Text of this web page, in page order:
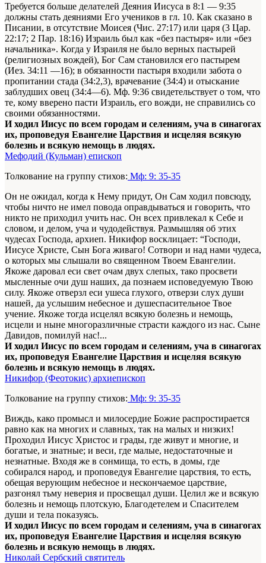
Требуется больше делателей Деяния Иисуса в 8:1 — 9:35
должны стать деяниями Его учеников в гл. 10. Как сказано в
Писании, в отсутствие Моисея (Чис. 27:17) или царя (3 Цар.
22:17; 2 Пар. 18:16) Израиль был как «без пастыря» или «без
начальника». Когда у Израиля не было верных пастырей
(религиозных вождей), Бог Сам становился его пастырем
(Иез. 34:11 —16); в обязанности пастыря входили забота о
пропитании стада (34:2,3), врачевание (34:4) и отыскание
заблудших овец (34:4—6). Мф. 9:36 свидетельствует о том, что
те, кому вверено пасти Израиль, его вожди, не справились со
своими обязанностями.
И ходил Иисус по всем городам и селениям, уча в синагогах
их, проповедуя Евангелие Царствия и исцеляя всякую
болезнь и всякую немощь в людях.
Мефодий (Кульман) епископ
Толкование на группу стихов: Мф: 9: 35-35
Он не ожидал, когда к Нему придут, Он Сам ходил повсюду,
чтобы ничто не имел повода оправдываться и говорить, что
никто не приходил учить нас. Он всех привлекал к Себе и
словом, и делом, уча и чудодействуя. Размышляя об этих
чудесах Господа, архиеп. Никифор восклицает: “Господи,
Иисусе Христе, Сын Бога живаго! Сотвори и над нами чудеса,
о которых мы слышали во священном Твоем Евангелии.
Якоже даровал еси свет очам двух слепых, тако просвети
мысленные очи душ наших, да познаем исповедуемую Твою
силу. Якоже отверзл еси ушеса глухого, отверзи слух души
нашей, да услышим небесное и душеспасительное Твое
учение. Якоже тогда исцелял всякую болезнь и немощь,
исцели и ныне многоразличные страсти каждого из нас. Сыне
Давидов, помилуй нас!...
И ходил Иисус по всем городам и селениям, уча в синагогах
их, проповедуя Евангелие Царствия и исцеляя всякую
болезнь и всякую немощь в людях.
Никифор (Феотокис) архиепископ
Толкование на группу стихов: Мф: 9: 35-35
Виждь, како промысл и милосердие Божие распростирается
равно как на многих и славных, так на малых и низких!
Проходил Иисус Христос и грады, где живут и многие, и
богатые, и знатные; и веси, где малые, недостаточные и
незнатные. Входя же в сонмища, то есть, в домы, где
собирался народ, и проповедуя Евангелие царствия, то есть,
обещая верующим небесное и нескончаемое царствие,
разгонял тьму неверия и просвещал души. Целил же и всякую
болезнь и немощь плотскую, Благодетелем и Спасителем
души и тела показуясь.
И ходил Иисус по всем городам и селениям, уча в синагогах
их, проповедуя Евангелие Царствия и исцеляя всякую
болезнь и всякую немощь в людях.
Николай Сербский святитель